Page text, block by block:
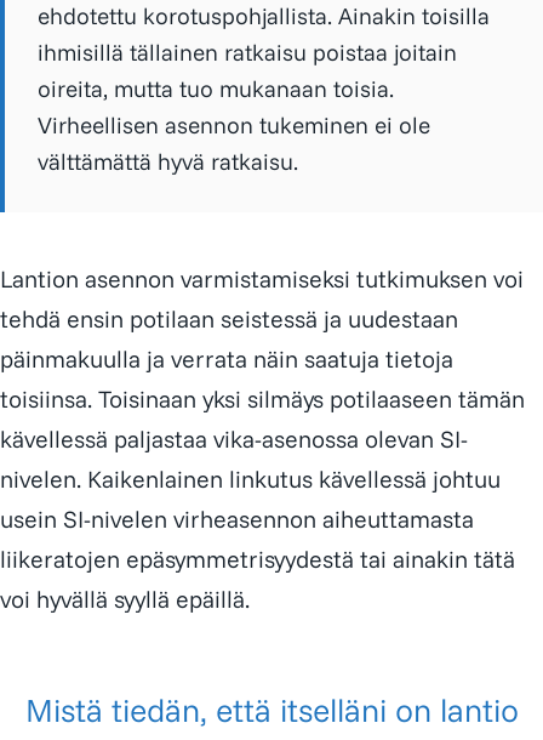
ehdotettu korotuspohjallista. Ainakin toisilla
ihmisillä tällainen ratkaisu poistaa joitain
oireita, mutta tuo mukanaan toisia.
Virheellisen asennon tukeminen ei ole
välttämättä hyvä ratkaisu.
Lantion asennon varmistamiseksi tutkimuksen voi
tehdä ensin potilaan seistessä ja uudestaan
päinmakuulla ja verrata näin saatuja tietoja
toisiinsa. Toisinaan yksi silmäys potilaaseen tämän
kävellessä paljastaa vika-asenossa olevan SI-
nivelen. Kaikenlainen linkutus kävellessä johtuu
usein SI-nivelen virheasennon aiheuttamasta
liikeratojen epäsymmetrisyydestä tai ainakin tätä
voi hyvällä syyllä epäillä.
Mistä tiedän, että itselläni on lantio